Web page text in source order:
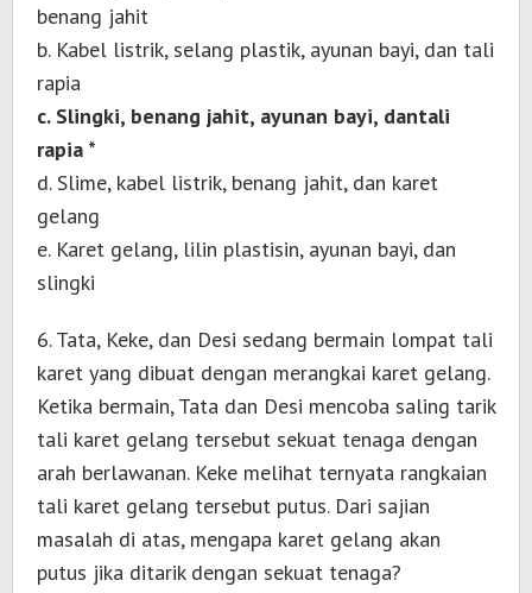
benang jahit
b. Kabel listrik, selang plastik, ayunan bayi, dan tali
rapia
c. Slingki, benang jahit, ayunan bayi, dantali
rapia *
d. Slime, kabel listrik, benang jahit, dan karet
gelang
e. Karet gelang, lilin plastisin, ayunan bayi, dan
slingki
6. Tata, Keke, dan Desi sedang bermain lompat tali
karet yang dibuat dengan merangkai karet gelang.
Ketika bermain, Tata dan Desi mencoba saling tarik
tali karet gelang tersebut sekuat tenaga dengan
arah berlawanan. Keke melihat ternyata rangkaian
tali karet gelang tersebut putus. Dari sajian
masalah di atas, mengapa karet gelang akan
putus jika ditarik dengan sekuat tenaga?